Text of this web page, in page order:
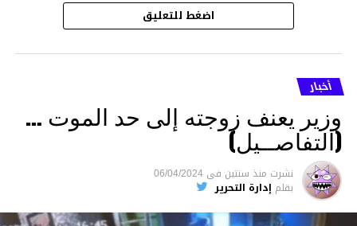
اضغط للتعليق
أخبار
وزير يعنف زوجته إلى حد الموت …
(التفاصــيل)
نشرت منذ سنتين فى 06/04/2024
بقلم إدارة التحرير